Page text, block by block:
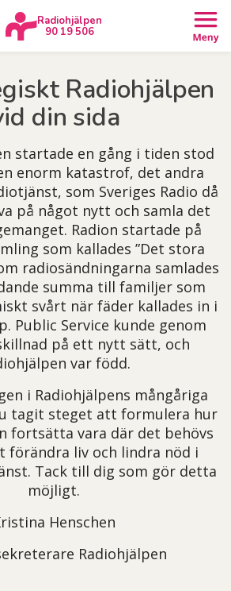
Radiohjälpen
90 19 506
Radiohjälpen
din sida
startade en gång i tiden stod
enorm katastrof, det andra
som Sveriges Radio då
på något nytt och samla det
Radion startade på
som kallades ”Det stora
radiosändningarna samlades
summa till familjer som
svårt när fäder kallades in i
Public Service kunde genom
på ett nytt sätt, och
var född.
i Radiohjälpens mångåriga
tagit steget att formulera hur
fortsätta vara där det behövs
förändra liv och lindra nöd i
Tack till dig som gör detta
möjligt.
Henschen
Radiohjälpen